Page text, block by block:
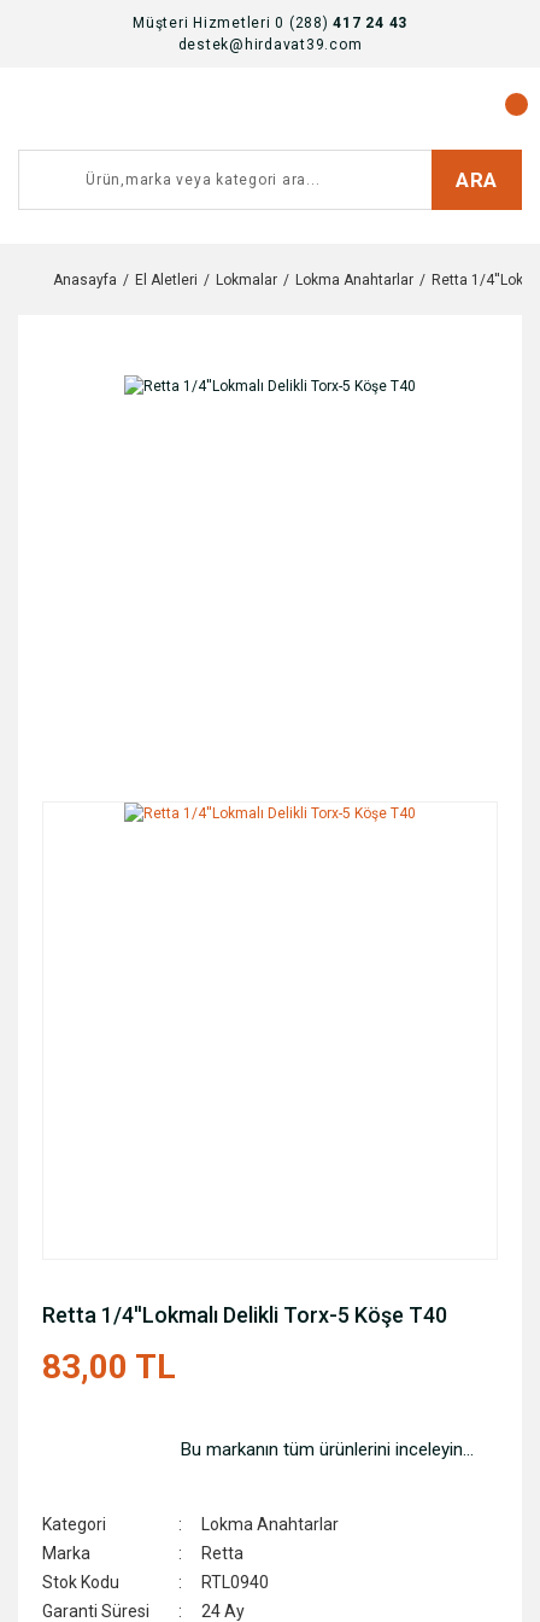
Müşteri Hizmetleri 0 (288)417 24 43
destek@hirdavat39.com
ARA
Anasayfa El Aletleri Lokmalar Lokma Anahtarlar Retta 1/
Retta 1/4''Lokmalı Delikli Torx-5 Köşe T40
83,00 TL
Bu markanın tüm ürünlerini inceleyin...
Kategori
Lokma Anahtarlar
Marka
Retta
Stok Kodu
RTL0940
Garanti Süresi
24 Ay